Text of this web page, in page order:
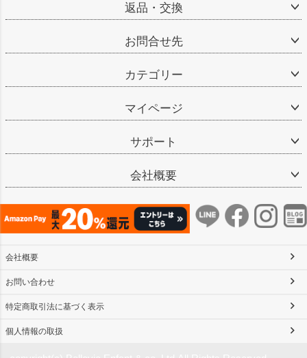
返品・交換
お問合せ先
カテゴリー
マイページ
サポート
会社概要
会社概要
お問い合わせ
特定商取引法に基づく表示
個人情報の取扱